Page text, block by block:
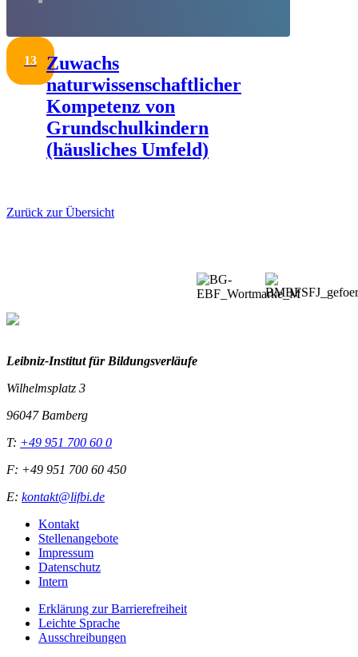
13
Zuwachs
naturwissenschaftlicher
Kompetenz von
Grundschulkindern
(häusliches Umfeld)
Zurück zur Übersicht
Leibniz-Institut für Bildungsverläufe
Wilhelmsplatz 3
96047 Bamberg
T: +49 951 700 60 0
F: +49 951 700 60 450
E: kontakt@lifbi.de
Kontakt
Stellenangebote
Impressum
Datenschutz
Intern
Erklärung zur Barrierefreiheit
Leichte Sprache
Ausschreibungen